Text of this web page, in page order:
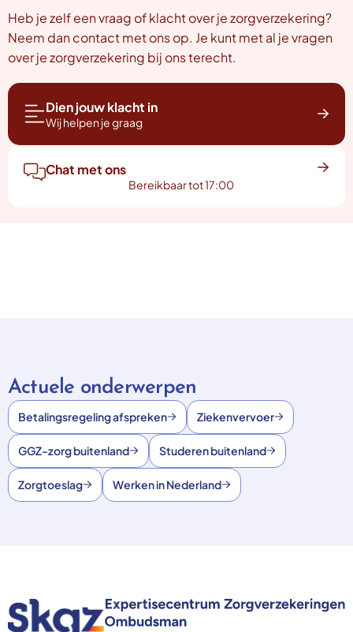
Heb je zelf een vraag of klacht over je zorgverzekering?
Neem dan contact met ons op. Je kunt met al je vragen
over je zorgverzekering bij ons terecht.
Dien jouw klacht in
Wij helpen je graag
Chat met ons
Bereikbaar tot 17:00
Actuele onderwerpen
Betalingsregeling afspreken Ziekenvervoer
GGZ-zorg buitenland Studeren buitenland
Zorgtoeslag Werken in Nederland